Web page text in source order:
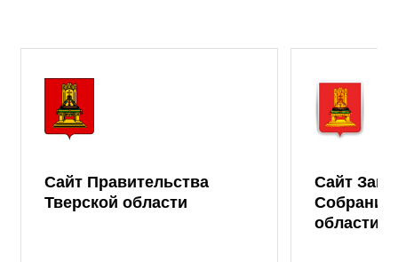
Сайт Правительства
Тверской области
Сайт
Собрания
области